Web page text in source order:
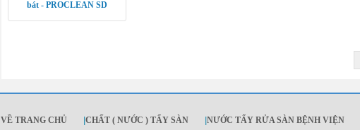
bát - PROCLEAN SD
VỀ TRANG CHỦ |CHẤT ( NƯỚC ) TẨY SÀN |NƯỚC TẨY RỬA SÀN BỆNH VIỆN